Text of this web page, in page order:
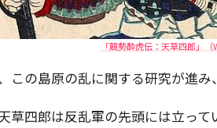
「競勢酔虎伝：天草四郎」（
この島原の乱に関する研究が進み
草四郎は反乱軍の先頭には立って